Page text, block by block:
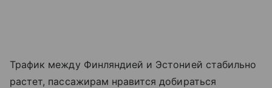
Трафик между Финляндией и Эстонией стабильно
растет, пассажирам нравится добираться